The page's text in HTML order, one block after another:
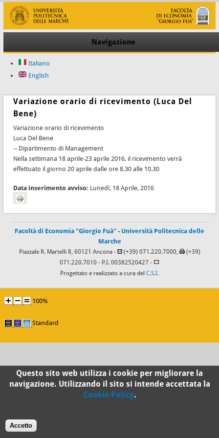
Navigazione
Italiano
English
Variazione orario di ricevimento (Luca Del
Bene)
Variazione orario di ricevimento
Luca Del Bene
-- Dipartimento di Management
Nella settimana 18 aprile-23 aprile 2016, il ricevimento verrà
effettuato il giorno 20 aprile dalle ore 8.30 alle 10.30
Data inserimento avviso: Lunedì, 18 Aprile, 2016
Facoltà di Economia "Giorgio Fuà" - Università Politecnica delle
Marche
Piazzale R. Martelli 8, 60121 Ancona - (+39) 071.220.7000,
(+39)
071.220.7010 - P.I. 00382520427 -
Progettato e realizzato a cura del C.S.I.
100%
Standard
Questo sito web utilizza i cookie per migliorare la
navigazione. Utilizzando il sito si intende accettata la
Cookie Policy.
Accetto